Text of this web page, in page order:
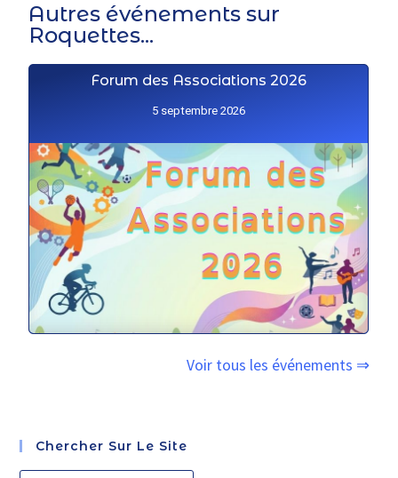
Autres événements sur
Roquettes...
Forum des Associations 2026
5 septembre 2026
Voir tous les événements ⇒
Chercher Sur Le Site